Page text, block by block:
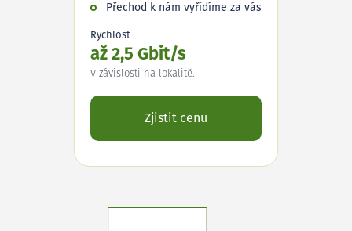
Přechod k nám vyřídíme za vás
Rychlost
až 2,5 Gbit/s
V závislosti na lokalitě.
Zjistit cenu